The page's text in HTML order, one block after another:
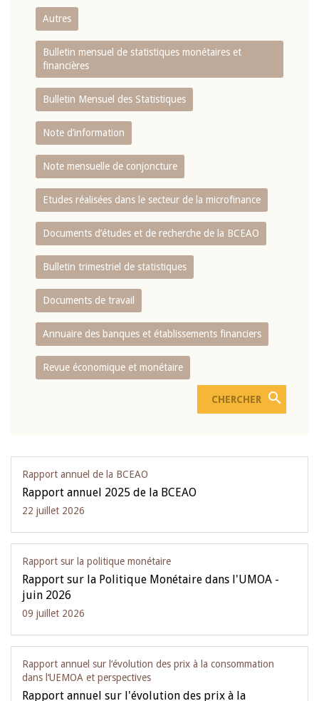
Autres
Bulletin mensuel de statistiques monétaires et
financières
Bulletin Mensuel des Statistiques
Note d’information
Note mensuelle de conjoncture
Etudes réalisées dans le secteur de la microfinance
Documents d’études et de recherche de la BCEAO
Bulletin trimestriel de statistiques
Documents de travail
Annuaire des banques et établissements financiers
Revue économique et monétaire
Rapport annuel de la BCEAO
Rapport annuel 2025 de la BCEAO
22 juillet 2026
Rapport sur la politique monétaire
Rapport sur la Politique Monétaire dans l'UMOA -
juin 2026
09 juillet 2026
Rapport annuel sur l‘évolution des prix à la consommation
dans l‘UEMOA et perspectives
Rapport annuel sur l'évolution des prix à la